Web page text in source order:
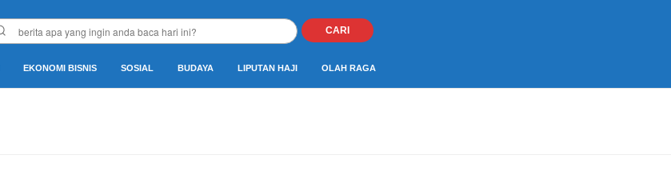
CARI
EKONOMI BISNIS SOSIAL BUDAYA LIPUTAN HAJI OLAH RAGA